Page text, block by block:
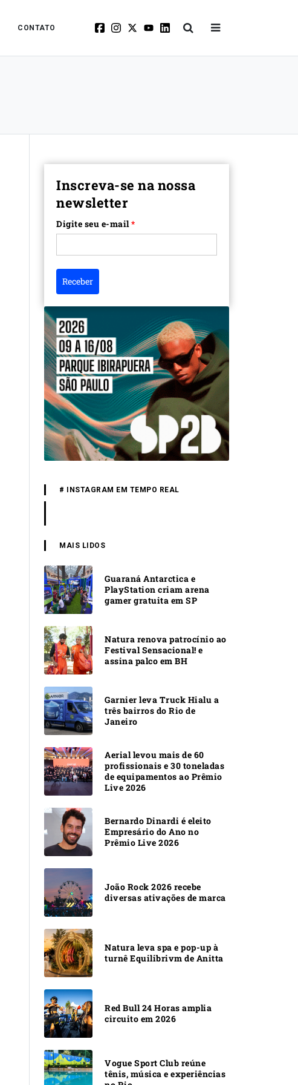
CONTATO
Inscreva-se na nossa
newsletter
Digite seu e-mail*
Receber
# INSTAGRAM EM TEMPO REAL
MAIS LIDOS
Guaraná Antarctica e
PlayStation criam arena
gamer gratuita em SP
Natura renova patrocínio ao
Festival Sensacional! e
assina palco em BH
Garnier leva Truck Hialu a
três bairros do Rio de
Janeiro
Aerial levou mais de 60
profissionais e 30 toneladas
de equipamentos ao Prêmio
Live 2026
Bernardo Dinardi é eleito
Empresário do Ano no
Prêmio Live 2026
João Rock 2026 recebe
diversas ativações de marca
Natura leva spa e pop-up à
turnê Equilibrivm de Anitta
Red Bull 24 Horas amplia
circuito em 2026
Vogue Sport Club reúne
tênis, música e experiências